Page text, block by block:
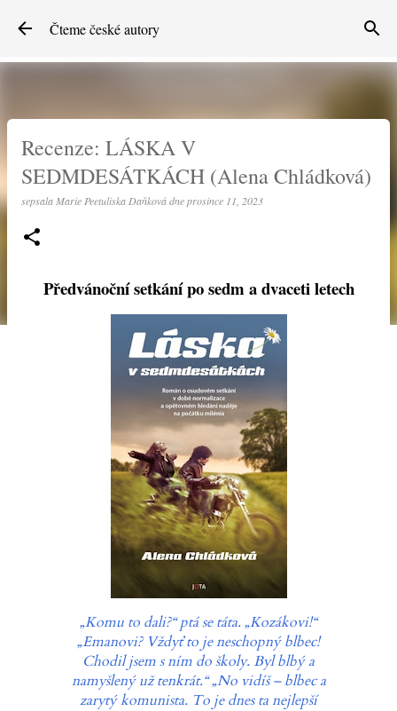
Přeskočit na hlavní obsah
Čteme české autory
Recenze: LÁSKA V
SEDMDESÁTKÁCH (Alena Chládková)
sepsala Marie Peetuliska Daňkovádneprosince 11, 2023
Předvánoční setkání po sedm a dvaceti letech
„Komu to dali?“ ptá se táta. „Kozákovi!“
„Emanovi? Vždyť to je neschopný blbec!
Chodil jsem s ním do školy. Byl blbý a
namyšlený už tenkrát.“ „No vidíš – blbec a
zarytý komunista. To je dnes ta nejlepší